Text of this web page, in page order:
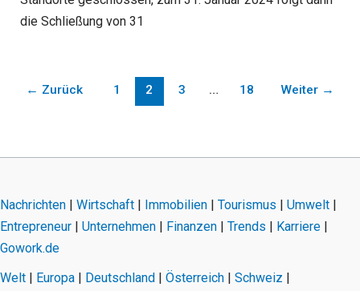
die Schließung von 31
← Zurück 1 2 3 … 18 Weiter →
Nachrichten | Wirtschaft | Immobilien | Tourismus | Umwelt |
Entrepreneur | Unternehmen | Finanzen | Trends | Karriere |
Gowork.de
Welt | Europa | Deutschland | Österreich | Schweiz |